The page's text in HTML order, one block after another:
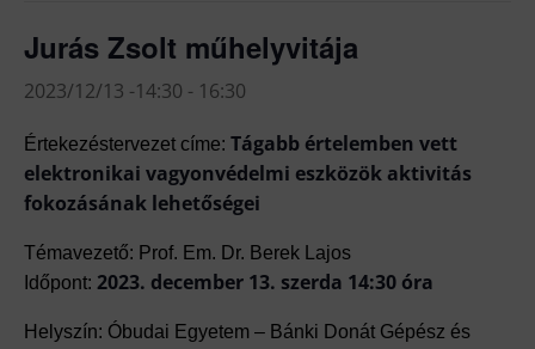
Jurás Zsolt műhelyvitája
2023/12/13 -14:30 - 16:30
Értekezéstervezet címe: Tágabb értelemben vett
elektronikai vagyonvédelmi eszközök aktivitás
fokozásának lehetőségei
Témavezető: Prof. Em. Dr. Berek Lajos
Időpont: 2023. december 13. szerda 14:30 óra
Helyszín: Óbudai Egyetem – Bánki Donát Gépész és